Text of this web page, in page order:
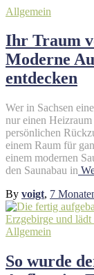
Allgemein
Ihr Traum
Moderne
entdecken
Wer in Sachsen
nur einen
persönlichen
einem Raum für
einem modernen
den Saunabau in
By voigt, 7
Allgemein
So wurde